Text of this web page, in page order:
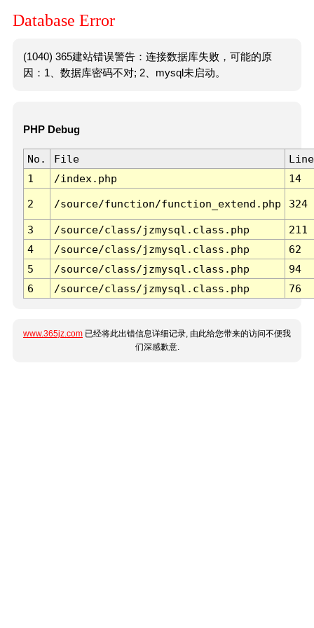
Database Error
(1040) 365建站错误警告：连接数据库失败，可能的原
因：1、数据库密码不对; 2、mysql未启动。
PHP Debug
No. File
Line
1
/index.php 14
2 /source/function/function_extend.php 324
3 /source/class/jzmysql.class.php
211
4
/source/class/jzmysql.class.php
62
5
/source/class/jzmysql.class.php
94
6
/source/class/jzmysql.class.php 76
www.365jz.com 已经将此出错信息详细记录, 由此给您带来的访问不便我
们深感歉意.